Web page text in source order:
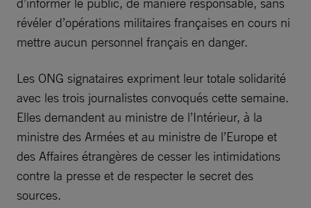
révéler d’opérations militaires françaises en cours ni
mettre aucun personnel français en danger.
Les ONG signataires expriment leur totale solidarité
avec les trois journalistes convoqués cette semaine.
Elles demandent au ministre de l’Intérieur, à la
ministre des Armées et au ministre de l’Europe et
des Affaires étrangères de cesser les intimidations
contre la presse et de respecter le secret des
sources.